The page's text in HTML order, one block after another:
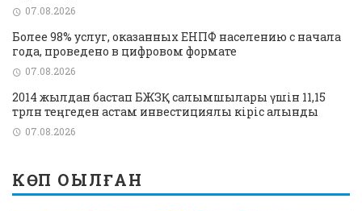
07.08.2026
Более 98% услуг, оказанных ЕНПФ населению с начала
года, проведено в цифровом формате
07.08.2026
2014 жылдан бастап БЖЗҚ салымшылары үшін 11,15
трлн теңгеден астам инвестициялық кіріс алынды
07.08.2026
КӨП ОҚЫЛҒАН